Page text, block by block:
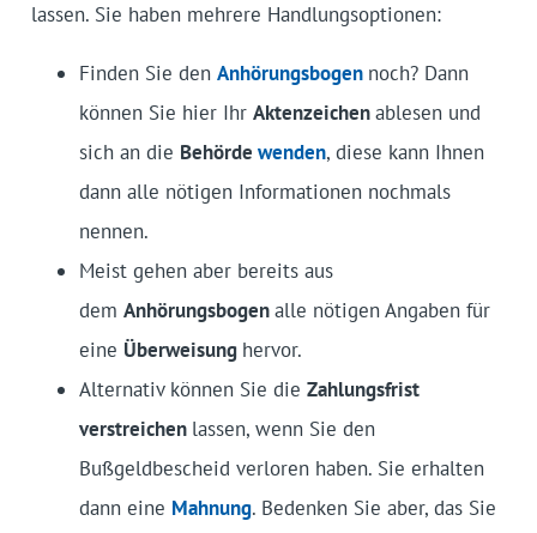
lassen. Sie haben mehrere Handlungsoptionen:
Finden Sie den Anhörungsbogen noch? Dann
können Sie hier Ihr Aktenzeichenablesen und
sich an die Behörde wenden, diese kann Ihnen
dann alle nötigen Informationen nochmals
nennen.
Meist gehen aber bereits aus
dem Anhörungsbogenalle nötigen Angaben für
eine Überweisung hervor.
Alternativ können Sie die Zahlungsfrist
verstreichen lassen, wenn Sie den
Bußgeldbescheid verloren haben. Sie erhalten
dann eine Mahnung. Bedenken Sie aber, das Sie